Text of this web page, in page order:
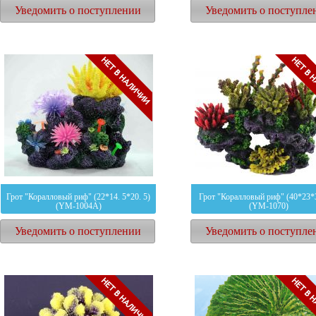
1398руб.
Уведомить о поступлении 1234руб.
Уведомить о
Грот "Коралловый риф" (22*14. 5*20. 5)
(YM-1004A)
3450руб.
Уведомить о поступлении
Грот "Коралловый риф"
(YM-1070)
12518руб.
Уведомить о